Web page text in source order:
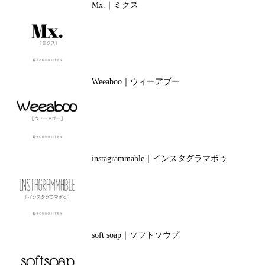
Mx.｜ミクス
Weeaboo｜ウィーアブー
instagrammable｜インスタグラマボゥ
soft soap｜ソフトソウプ